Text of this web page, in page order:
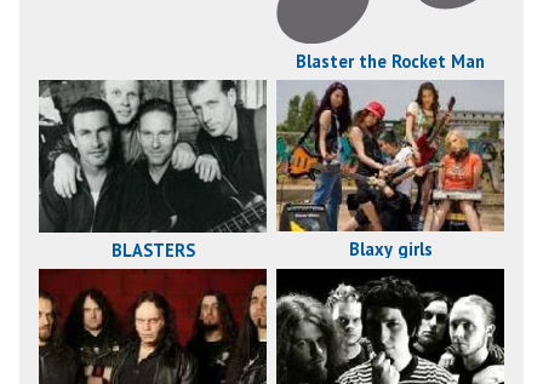
Blaster the Rocket Man
BLASTERS Blaxy girls